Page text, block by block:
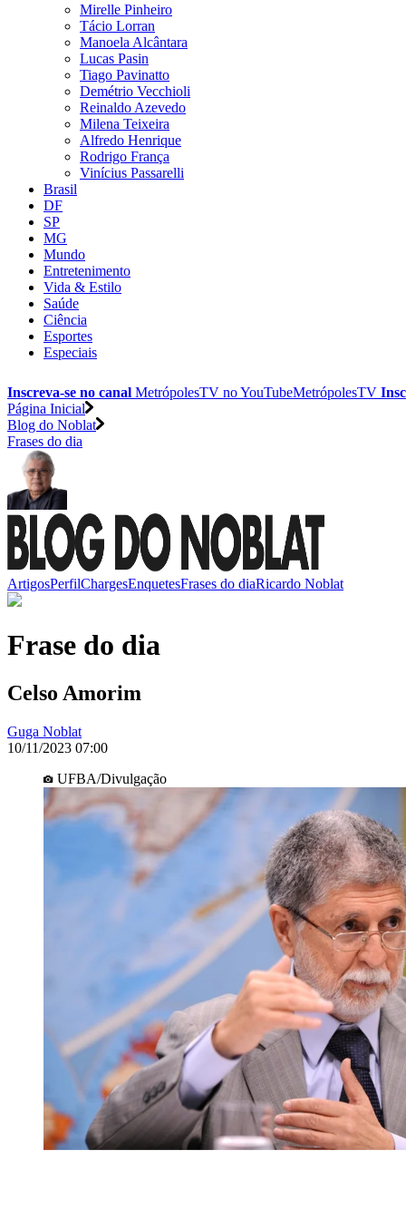
Mirelle Pinheiro
Tácio Lorran
Manoela Alcântara
Lucas Pasin
Tiago Pavinatto
Demétrio Vecchioli
Reinaldo Azevedo
Milena Teixeira
Alfredo Henrique
Rodrigo França
Vinícius Passarelli
Brasil
DF
SP
MG
Mundo
Entretenimento
Vida & Estilo
Saúde
Ciência
Esportes
Especiais
Inscreva-se no canal MetrópolesTV noYouTubeMetrópolesTV
Página Inicial
Blog do Noblat
Frases do dia
ArtigosPerfilChargesEnquetesFrases do diaRicardo Noblat
Frase do dia
Celso Amorim
Guga Noblat
10/11/2023 07:00
UFBA/Divulgação